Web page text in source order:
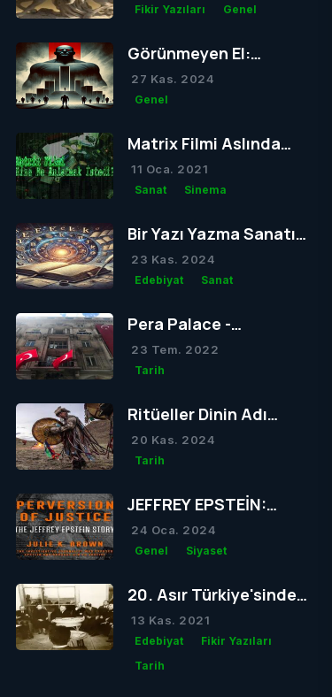
Fikir Yazıları Genel
Görünmeyen El:
Müesses Nizam
27 Kas. 2024
Genel
Matrix Filmi Aslında
Bize Ne Anlatmak
İstedi?
11 Oca. 2021
Sanat Sinema
Bir Yazı Yazma Sanatı:
Lipogram
23 Kas. 2024
Edebiyat Sanat
Pera Palace -
Atatürk'ün Sıkça
Konakladığı Otel
23 Tem. 2022
Tarih
Ritüeller Dinin Adı
Olabilir mi?
20 Kas. 2024
Tarih
JEFFREY EPSTEİN:
Skandallarla Dolu Bir
Hayatın Ardındaki
24 Oca. 2024
Genel Siyaset
20. Asır Türkiye'sinde
Dil Girdabı
13 Kas. 2021
Edebiyat
Fikir Yazıları
Tarih